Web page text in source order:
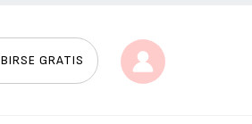
GRATIS